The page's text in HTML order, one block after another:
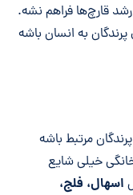
قارچ‌ها فراهم نشه.
به انسان باشه
مرتبط باشه
خیلی شایع
اسهال، فلج،